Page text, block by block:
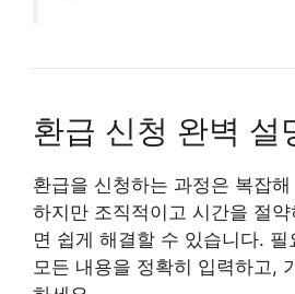
환급 신청 완벽 설
환급을 신청하는 과정은 복잡
하지만 조직적이고 시간을 절
면 쉽게 해결할 수 있습니다.
모든 내용을 정확히 입력하고,